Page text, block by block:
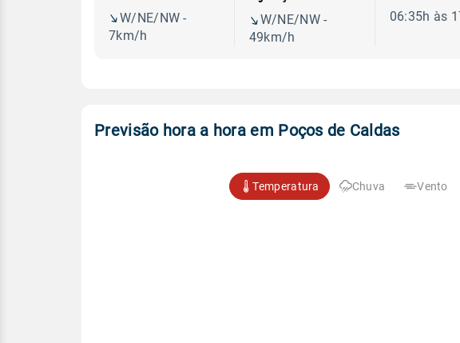
W/NE/NW -
7km/h
W/NE/NW -
49km/h
06:35h às
Previsão hora a hora em Poços de Caldas
Temperatura Chuva Vento